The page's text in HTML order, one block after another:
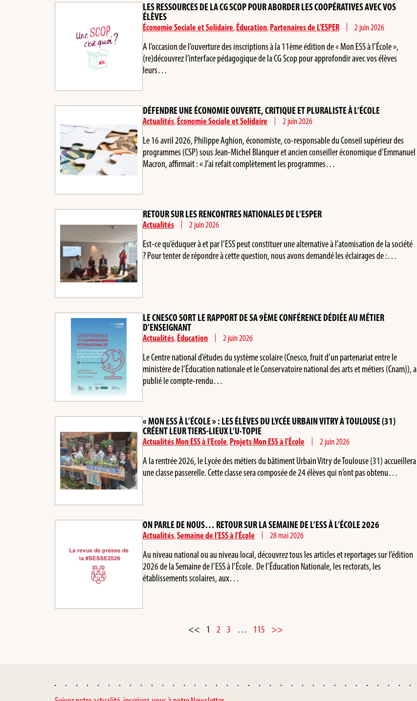
LES RESSOURCES DE LA CG SCOP POUR ABORDER LES COOPÉRATIVES AVEC VOS
ÉLÈVES
Économie Sociale et Solidaire,Éducation,Partenaires de L’ESPER 2 juin 2026
A l’occasion de l’ouverture des inscriptions à la 11ème édition de « Mon ESS à l’École »,
(re)découvrez l’interface pédagogique de la CG Scop pour approfondir avec vos élèves
leurs…
DÉFENDRE UNE ÉCONOMIE OUVERTE, CRITIQUE ET PLURALISTE À L’ÉCOLE
Actualités,Économie Sociale et Solidaire 2 juin 2026
Le 16 avril 2026, Philippe Aghion, économiste, co-responsable du Conseil supérieur des
programmes (CSP) sous Jean-Michel Blanquer et ancien conseiller économique d’Emmanuel
Macron, affirmait : « J’ai refait complètement les programmes…
RETOUR SUR LES RENCONTRES NATIONALES DE L’ESPER
Actualités 2 juin 2026
Est-ce qu’éduquer à et par l’ESS peut constituer une alternative à l’atomisation de la société
? Pour tenter de répondre à cette question, nous avons demandé les éclairages de :…
LE CNESCO SORT LE RAPPORT DE SA 9ÈME CONFÉRENCE DÉDIÉE AU MÉTIER
D’ENSEIGNANT
Actualités,Éducation 2 juin 2026
Le Centre national d’études du système scolaire (Cnesco, fruit d’un partenariat entre le
ministère de l’Éducation nationale et le Conservatoire national des arts et métiers (Cnam)), a
publié le compte-rendu…
« MON ESS À L’ÉCOLE » : LES ÉLÈVES DU LYCÉE URBAIN VITRY À TOULOUSE (31)
CRÉENT LEUR TIERS-LIEUX L’U·TOPIE
Actualités Mon ESS à l'Ecole,Projets Mon ESS à l'École 2 juin 2026
A la rentrée 2026, le Lycée des métiers du bâtiment Urbain Vitry de Toulouse (31) accueillera
une classe passerelle. Cette classe sera composée de 24 élèves qui n’ont pas obtenu…
ON PARLE DE NOUS… RETOUR SUR LA SEMAINE DE L’ESS À L’ÉCOLE 2026
Actualités,Semaine de l’ESS à l’École 28 mai 2026
Au niveau national ou au niveau local, découvrez tous les articles et reportages sur l’édition
2026 de la Semaine de l’ESS à l’École. De l’Éducation Nationale, les rectorats, les
établissements scolaires, aux…
<< 1 2 3 … 115 >>